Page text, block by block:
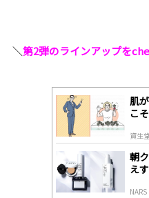
＼第2弾のラインアップを
肌
こ
資生
朝
え
NARS